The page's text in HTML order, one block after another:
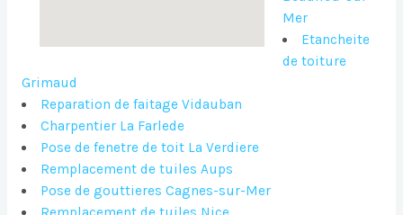
Mer
Etancheite
de toiture
Grimaud
Reparation de faitage Vidauban
Charpentier La Farlede
Pose de fenetre de toit La Verdiere
Remplacement de tuiles Aups
Pose de gouttieres Cagnes-sur-Mer